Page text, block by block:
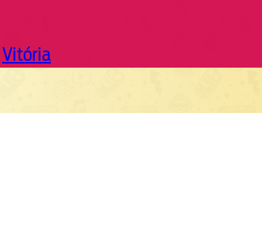
Vitória